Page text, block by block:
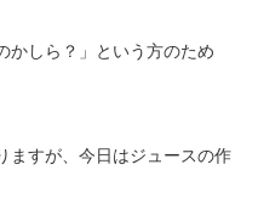
かしら？」という方のため
ますが、今日はジュースの作